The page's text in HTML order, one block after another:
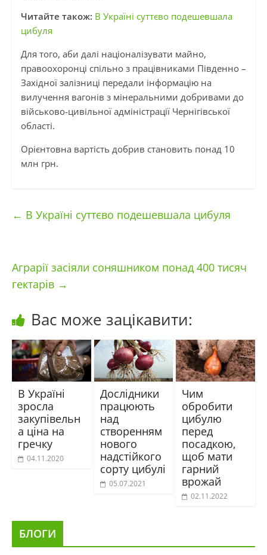
Читайте також: В Україні суттєво подешевшала
цибуля
Для того, аби далі націоналізувати майно,
правоохоронці спільно з працівниками Південно –
Західної залізниці передали інформацію на
вилучення вагонів з мінеральними добривами до
військово-цивільної адміністрації Чернігівської
області.
Орієнтовна вартість добрив становить понад 10
млн грн.
← В Україні суттєво подешевшала цибуля
Аграрії засіяли соняшником понад 400 тисяч
гектарів →
Вас може зацікавити:
В Україні
зросла
закупівельн
а ціна на
гречку
04.11.2020
Дослідники
працюють
над
створенням
нового
надстійкого
сорту цибулі
05.07.2021
Чим
обробити
цибулю
перед
посадкою,
щоб мати
гарний
врожай
02.11.2022
БЛОГИ